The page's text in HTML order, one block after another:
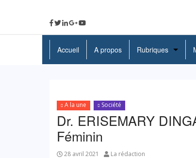
Accueil A propos Rubriques
Société
A la une Société
Dr. ERISEMARY
Féminin
28 avril 2021 La rédaction